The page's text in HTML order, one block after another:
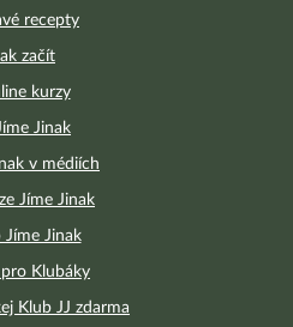
recepty
začít
kurzy
Jinak
v médiích
Jíme Jinak
Jíme Jinak
Klubáky
Klub JJ zdarma